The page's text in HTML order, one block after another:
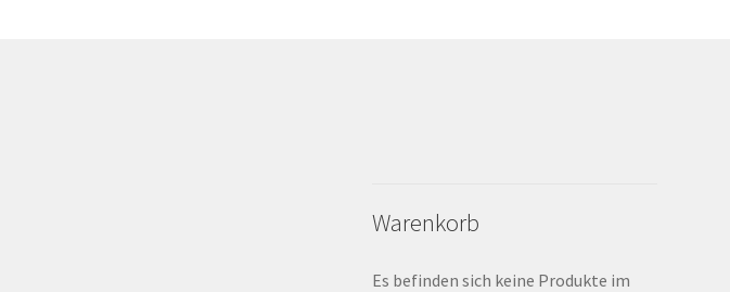
Warenkorb
Es befinden sich keine Produkte im